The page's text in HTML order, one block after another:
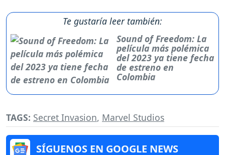
Te gustaría leer también:
Sound of Freedom: La
película más polémica
del 2023 ya tiene fecha
de estreno en
Colombia
TAGS: Secret Invasion, Marvel Studios
SÍGUENOS EN GOOGLE NEWS